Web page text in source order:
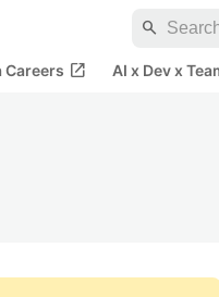
search
Careers open_in_new AI x Dev x